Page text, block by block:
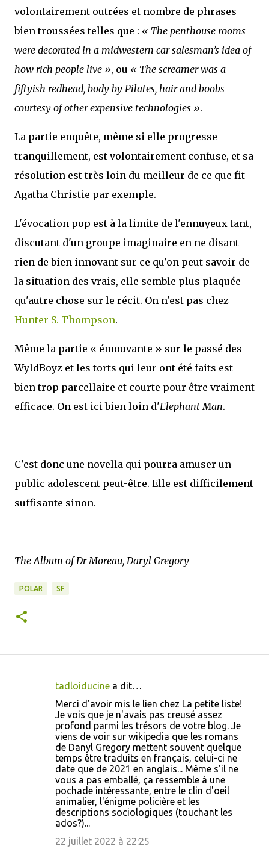
volontairement outrées et nombre de phrases
bien troussées telles que : « The penthouse rooms
were decorated in a midwestern car salesman’s idea of
how rich people live », ou « The screamer was a
fiftyish redhead, body by Pilates, hair and boobs
courtesy of other expensive technologies ».
La partie enquête, même si elle progresse
tranquillement, est volontairement confuse, et sa
résolution est très loin du meilleur de ce que fit
Agatha Christie par exemple.
L'évocation pop est à la limite de l'ennuyeux tant,
discutant d'un groupe imaginaire en ne disant
rien de bien innovant sur ce qu'on peut savoir de
la situation des vrais, elle semble plus plaquée
qu'autre chose sur le récit. On n'est pas chez
Hunter S. Thompson.
Même la partie « émouvante » sur le passé des
WyldBoyz et les torts qui leur ont été faits est
bien trop parcellaire et courte pour être vraiment
efficace. On est ici bien loin d'Elephant Man.
C'est donc une novella qui pourra amuser un
public adolescent peut-être. Elle est difficilement
suffisante sinon.
The Album of Dr Moreau, Daryl Gregory
POLAR SF
tadloiducine a dit…
Merci d'avoir mis le lien chez La petite liste!
Je vois que je n'avais pas creusé assez
profond parmi les trésors de votre blog. Je
viens de voir sur wikipedia que les romans
de Danyl Gregory mettent souvent quelque
temps être traduits en français, celui-ci ne
date que de 2021 en anglais... Même s'il ne
vous a pas emballé, ça ressemble à une
pochade intéressante, entre le clin d'oeil
animalier, l'énigme policière et les
descriptions sociologiques (touchant les
ados?)...
22 juillet 2022 à 22:25